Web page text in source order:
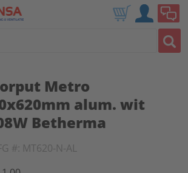
Metro
alum. wit
Betherma
#: MT620-N-AL